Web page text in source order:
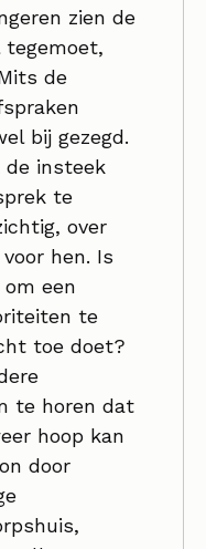
zien de
de
bij gezegd.
de insteek
te
over
hen. Is
een
te
toe doet?
te horen dat
hoop kan
door